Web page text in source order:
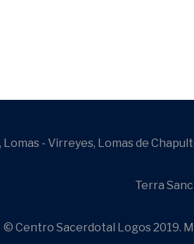
- Virreyes, Lomas de
Terra
© Centro Sacerdotal Logos 2019.